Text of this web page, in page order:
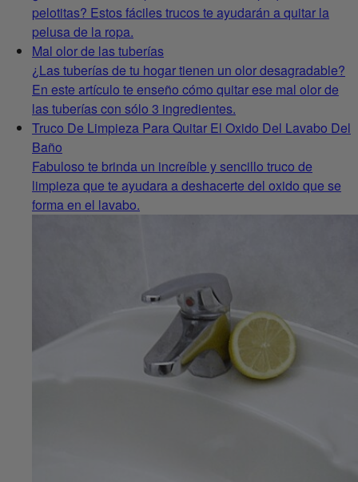
pelotitas? Estos fáciles trucos te ayudarán a quitar la
pelusa de la ropa.
Mal olor de las tuberías
¿Las tuberías de tu hogar tienen un olor desagradable?
En este artículo te enseño cómo quitar ese mal olor de
las tuberías con sólo 3 ingredientes.
Truco De Limpieza Para Quitar El Oxido Del Lavabo Del
Baño
Fabuloso te brinda un increíble y sencillo truco de
limpieza que te ayudara a deshacerte del oxido que se
forma en el lavabo.